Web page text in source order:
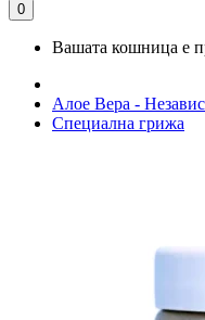
0
Вашата кошница е
Алое Вера -
Специална грижа